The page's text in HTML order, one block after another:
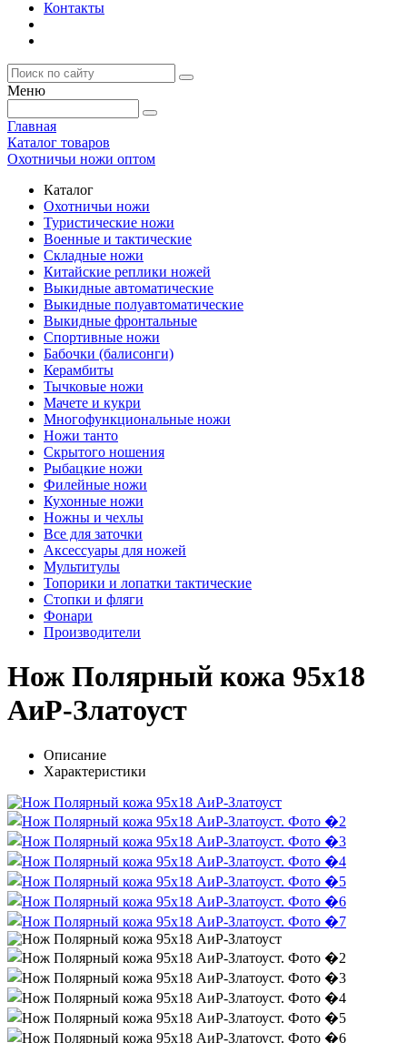
Контакты
Меню
Главная
Каталог товаров
Охотничьи ножи оптом
Каталог
Охотничьи ножи
Туристические ножи
Военные и тактические
Складные ножи
Китайские реплики ножей
Выкидные автоматические
Выкидные полуавтоматические
Выкидные фронтальные
Спортивные ножи
Бабочки (балисонги)
Керамбиты
Тычковые ножи
Мачете и кукри
Многофункциональные ножи
Ножи танто
Скрытого ношения
Рыбацкие ножи
Филейные ножи
Кухонные ножи
Ножны и чехлы
Все для заточки
Аксессуары для ножей
Мультитулы
Топорики и лопатки тактические
Стопки и фляги
Фонари
Производители
Нож Полярный кожа 95х18
АиР-Златоуст
Описание
Характеристики